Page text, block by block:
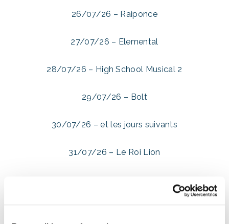
26/07/26 – Raiponce
27/07/26 – Elemental
28/07/26 – High School Musical 2
29/07/26 – Bolt
30/07/26 – et les jours suivants
31/07/26 – Le Roi Lion
Août